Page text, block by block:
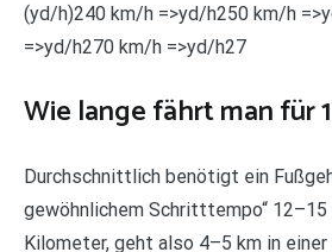
(yd/h)240 km/h =>yd/h250 km/h
=>yd/h270 km/h =>yd/h27
Wie lange fährt man für
Durchschnittlich benötigt ein
gewöhnlichem Schritttempo“
Kilometer, geht also 4–5 km in